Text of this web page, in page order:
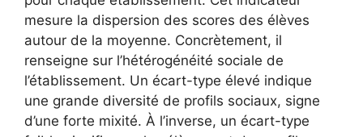
mesure la dispersion des scores des élèves
autour de la moyenne. Concrètement, il
renseigne sur l’hétérogénéité sociale de
l’établissement. Un écart-type élevé indique
une grande diversité de profils sociaux, signe
d’une forte mixité. À l’inverse, un écart-type